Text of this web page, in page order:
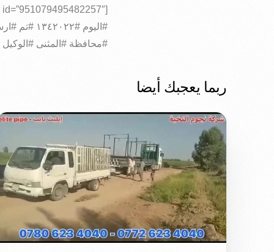
#محافظة #المثنى
ربما يعجبك أيضا